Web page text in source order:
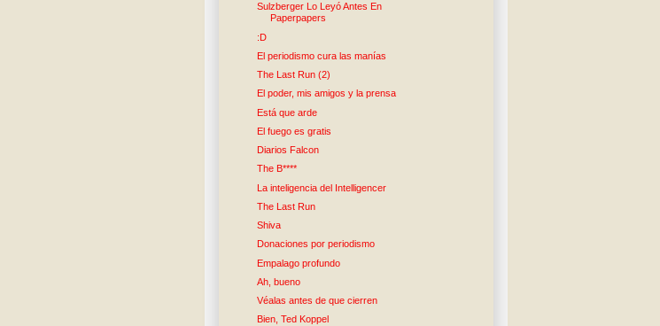
Sulzberger Lo Leyó Antes En
Paperpapers
:D
El periodismo cura las manías
The Last Run (2)
El poder, mis amigos y la prensa
Está que arde
El fuego es gratis
Diarios Falcon
The B****
La inteligencia del Intelligencer
The Last Run
Shiva
Donaciones por periodismo
Empalago profundo
Ah, bueno
Véalas antes de que cierren
Bien, Ted Koppel